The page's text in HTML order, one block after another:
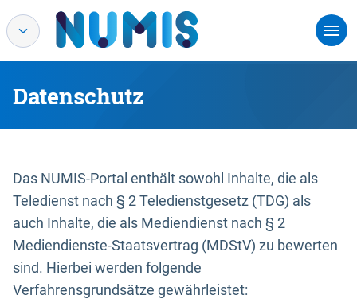
Datenschutz
Das NUMIS-Portal enthält sowohl Inhalte, die als
Teledienst nach § 2 Teledienstgesetz (TDG) als
auch Inhalte, die als Mediendienst nach § 2
Mediendienste-Staatsvertrag (MDStV) zu bewerten
sind. Hierbei werden folgende
Verfahrensgrundsätze gewährleistet: